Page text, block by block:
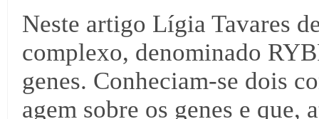
Neste artigo Lígia Tavares
complexo, denominado
genes. Conheciam-se dois
agem sobre os genes e que,